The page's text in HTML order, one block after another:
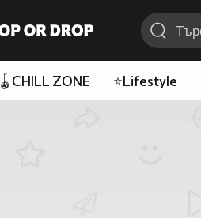
🪀CHILL ZONE ⭐Lifestyle